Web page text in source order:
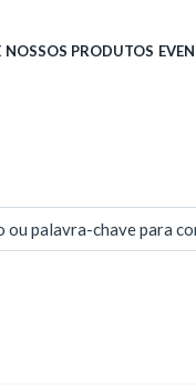
NOSSOS PRODUTOS
ou palavra-chave para